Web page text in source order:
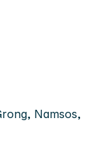
Namsos,